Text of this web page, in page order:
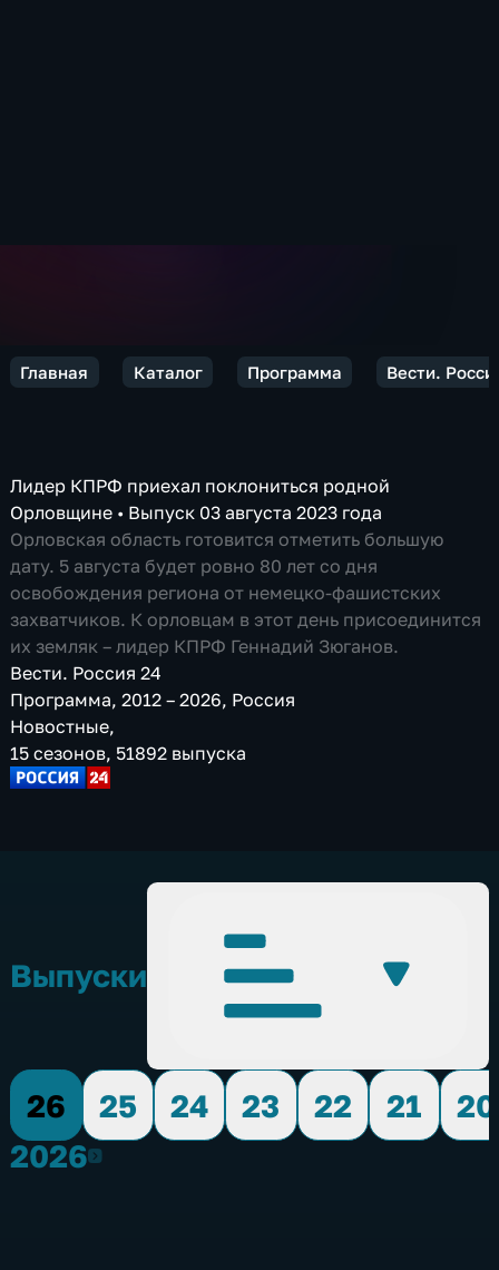
Главная Каталог Программа Вести.
Лидер КПРФ приехал поклониться родной
Орловщине • Выпуск 03 августа 2023 года
Орловская область готовится отметить большую
дату. 5 августа будет ровно 80 лет со дня
освобождения региона от немецко-фашистских
захватчиков. К орловцам в этот день присоединится
их земляк – лидер КПРФ Геннадий Зюганов.
Вести. Россия 24
Программа,2012 – 2026, Россия
Новостные,
15 сезонов, 51892 выпуска
Выпуски
26 25 24 23 22 21
20
20262026